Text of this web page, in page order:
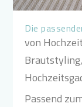
Die
von
Brautstyling,
Passend